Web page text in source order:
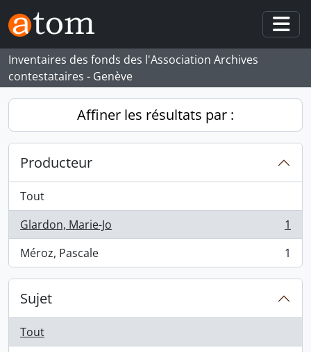
Skip to main content
Inventaires des fonds des l'Association Archives
contestataires - Genève
Affiner les résultats par :
Producteur
Tout
Glardon, Marie-Jo
, 1 résultats
1
Méroz, Pascale
, 1 résultats 1
Sujet
Tout